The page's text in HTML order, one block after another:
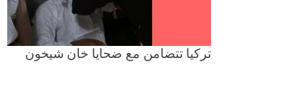
تركيا تتضامن مع ضحايا خان شيخون